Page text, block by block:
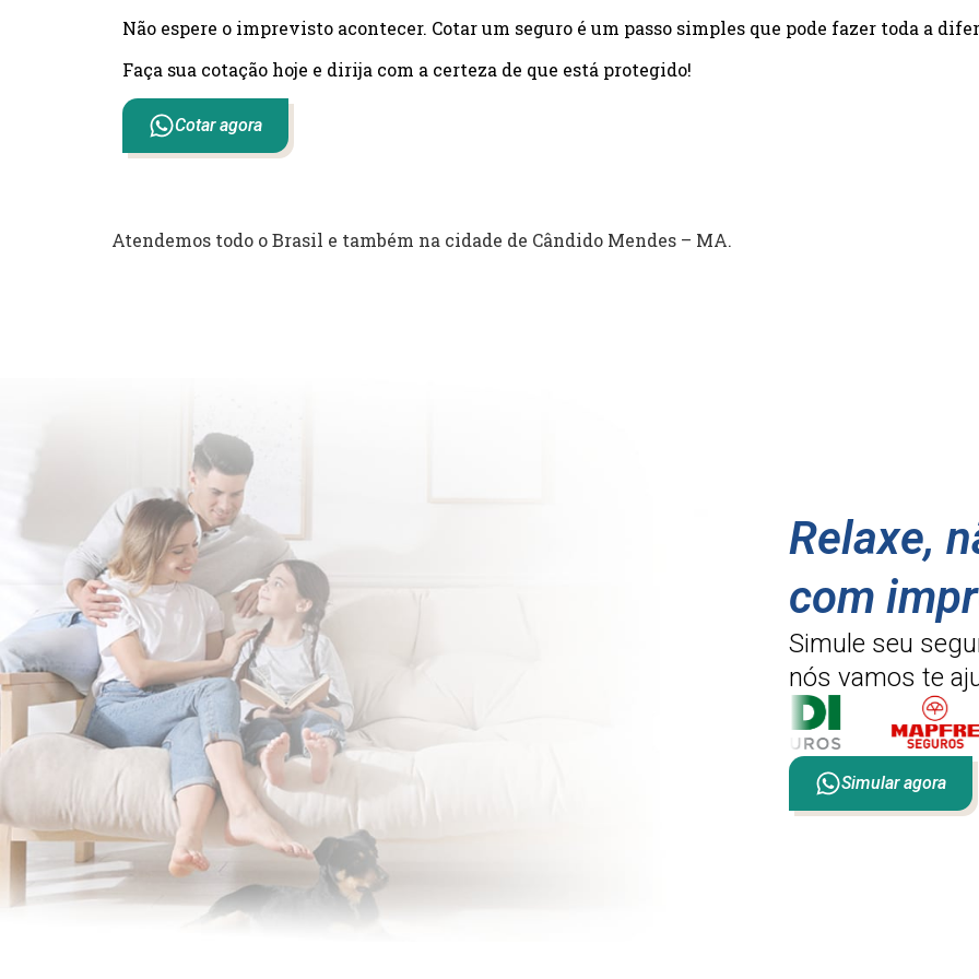
Não espere o imprevisto acontecer. Cotar um seguro é um passo simples que pode fazer toda a
Faça sua cotação hoje e dirija com a certeza de que está protegido!
Cotar agora
Atendemos todo o Brasil e também na cidade de Cândido Mendes – MA.
Relaxe,
com
Simule seu
nós vamos te
Simular agora